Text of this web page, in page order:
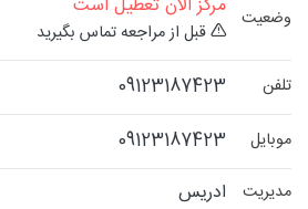
وضعیت مرکز الان تعطیل است
قبل از مراجعه تماس بگیرید
تلفن
09123187423
موبایل 09123187423
مدیریت ادریس